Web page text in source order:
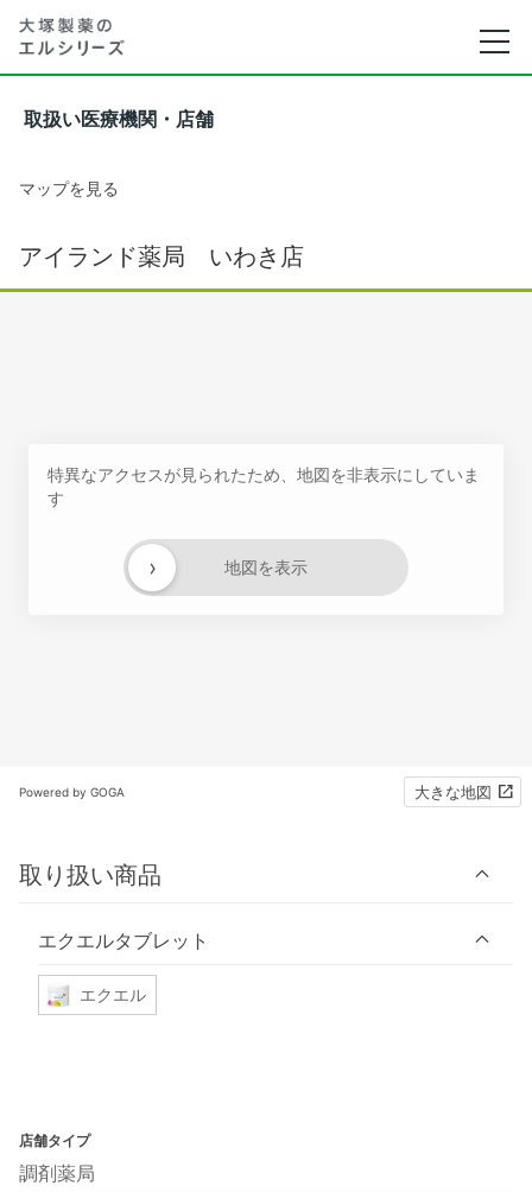
取扱い医療機関・店舗
マップを見る
アイランド薬局 いわき店
特異なアクセスが見られたため、地図を非表示にしていま
す
地図を表示
›
Powered by GOGA 大きな地図
取り扱い商品
エクエルタブレット
エクエル
店舗タイプ
調剤薬局